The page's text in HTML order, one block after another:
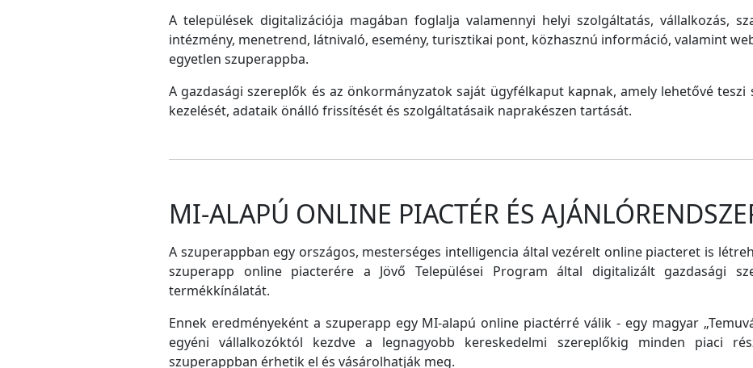
A települések digitalizációja magában foglalja valamennyi helyi szolgáltatás, vállalkozás,
intézmény, menetrend, látnivaló, esemény, turisztikai pont, közhasznú információ, valamint
egyetlen szuperappba.
A gazdasági szereplők és az önkormányzatok saját ügyfélkaput kapnak, amely lehetővé
kezelését, adataik önálló frissítését és szolgáltatásaik naprakészen tartását.
MI-ALAPÚ ONLINE PIACTÉR ÉS
A szuperappban egy országos, mesterséges intelligencia által vezérelt online piacteret is
szuperapp online piacterére a Jövő Települései Program által digitalizált gazdasági
termékkínálatát.
Ennek eredményeként a szuperapp egy MI-alapú online piactérré válik - egy magyar
egyéni vállalkozóktól kezdve a legnagyobb kereskedelmi szereplőkig minden piaci
szuperappban érhetik el és vásárolhatják meg.